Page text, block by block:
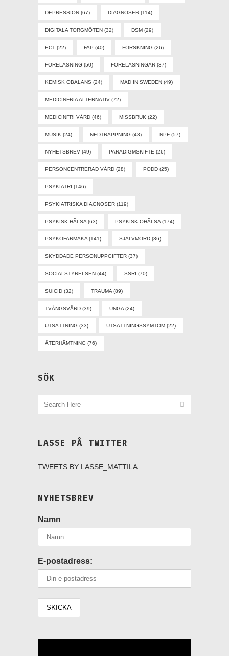
DEPRESSION (67) DIAGNOSER (114)
DIGITALA TORGMÖTEN (32) DSM (29)
ECT (22) FAP (40) FORSKNING (26)
FÖRELÄSNING (50) FÖRELÄSNINGAR (37)
KEMISK OBALANS (24) MAD IN SWEDEN (49)
MEDICINFRIA ALTERNATIV (72)
MEDICINFRI VÅRD (46) MISSBRUK (22)
MUSIK (24) NEDTRAPPNING (43) NPF (57)
NYHETSBREV (49) PARADIGMSKIFTE (26)
PERSONCENTRERAD VÅRD (28) PODD (25)
PSYKIATRI (146)
PSYKIATRISKA DIAGNOSER (119)
PSYKISK HÄLSA (63) PSYKISK OHÄLSA (174)
PSYKOFARMAKA (141) SJÄLVMORD (36)
SKYDDADE PERSONUPPGIFTER (37)
SOCIALSTYRELSEN (44) SSRI (70)
SUICID (32) TRAUMA (89)
TVÅNGSVÅRD (39) UNGA (24)
UTSÄTTNING (33) UTSÄTTNINGSSYMTOM (22)
ÅTERHÄMTNING (76)
SÖK
LASSE PÅ TWITTER
TWEETS BY LASSE_MATTILA
NYHETSBREV
Namn
E-postadress: